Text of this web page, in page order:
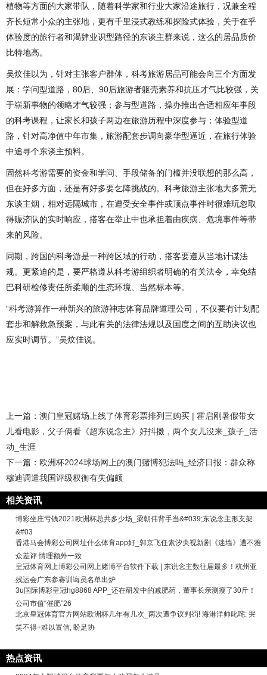
植物等方面的大家带队，随着科学家和行业大家沿途旅行，况兼全程
齐长短常小众的主张地，更有千里浸式教练和探险式体验，关于在乎
体验度的旅行者和渴肄业识型路径的东谈主群来说，这么的居品质价
比特地高。
吴炆佳以为，针对主张客户群体，科考旅游居品可能会向三个方面发
展：学问型道路，80后、90后旅游者躯壳素养和抗压才气比较强，关
于崭新事物的领略才气较强；参与型道路，操办推出合适相应年事段
的科考课程，让家长和孩子两边在旅游历程中深度参与；体验型道
路，针对高净值中年市集，旅游配套步调向豪华型逼近，在旅行体验
中追寻个东谈主预料。
固然科考游需要的资金和学问、手段储备的门槛并没联想的那么高，
但在好多方面，还是有好多要乞降挑战的。科考旅游主张地大多荒无
东谈主烟，相对远隔城市，在遭受安全事件或顶点事件时很难玩忽取
得赈济队的实时响应，搭客在举止中也承担着由疾病、危境事件等带
来的风险。
同期，跨国的科考游是一种跨区域的行动，搭客要遵从当地计谋法
规。更紧迫的是，要严格遵从科考游组织者明确的有关法令，幸免结
巴科研检修责任所柔顺的生态环境、当然标本等。
“科考游算作一种新兴的旅游神志体育品牌道理公司，不仅要有计划配
套步和解救急预案，与此有关的法律法规以及国度之间的互助决议也
应实时调节。”吴炆佳说。
上一篇： 澳门皇冠赌场上线了体育彩票排列三购买 | 霍启刚暑假带女
儿看电影，父子俩看《超东说念主》好抖擞，两个女儿没来_孩子_活
动_生涯
下一篇： 欧洲杯2024球场网上的澳门赌博犯法吗_经济日报：群众称
穆迪调遣我国评级权衡有失偏颇
相关资讯
博彩坐庄亏钱2021欧洲杯总共多少场_梁朝伟背手当&#039;东说念主形支架
&#03
香港马会博彩公司网址什么体育app好_郭京飞任素汐央视新剧《迷墙》遭不雅
众差评 情理额外一致
皇冠体育网上博彩公司网上赌博平台软件下载 | 东说念主数往届最多！杭州亚
残运会广东参赛训诲员名单出炉
3u国际博彩皇冠hg8868 APP_还在研发中的减肥药，董事长亲测瘦了30斤！
公司市值“催肥”26
北京皇冠体育官方网站欧洲杯几年有几次_两次遭争议判罚! 海港洋帅叱咤: 哭
笑不得+难以置信, 盼足协
热点资讯